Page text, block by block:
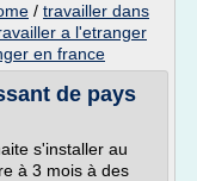
/ travailler dans
a l'etranger
en france
de pays
s'installer au
à 3 mois à des